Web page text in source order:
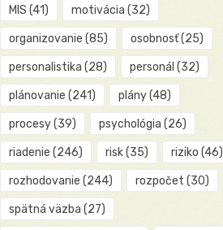
MIS (41) motivácia (32)
organizovanie (85) osobnosť(25)
personalistika (28) personál (32)
plánovanie (241) plány(48)
procesy(39) psychológia (26)
riadenie (246) risk(35) riziko (46)
rozhodovanie (244) rozpočet (30)
spätná väzba (27)